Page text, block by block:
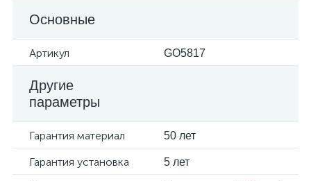
Основные
Артикул GO5817
Другие
параметры
Гарантия материал 50 лет
Гарантия установка 5 лет